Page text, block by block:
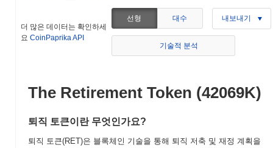
더 많은 데이터는 확인하세
요 CoinPaprika API
선형 대수 내보내기
기술적 분석
The Retirement Token (42069K)
퇴직 토큰이란 무엇인가요?
퇴직 토큰(RET)은 블록체인 기술을 통해 퇴직 저축 및 재정 계획을